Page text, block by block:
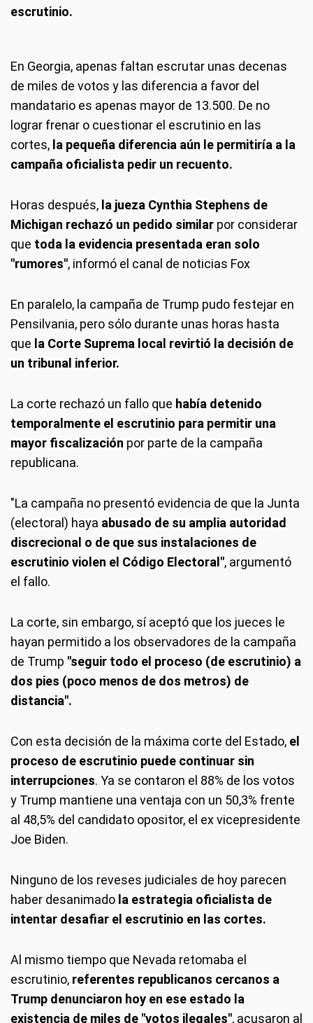
escrutinio.
En Georgia, apenas faltan escrutar unas decenas
de miles de votos y las diferencia a favor del
mandatario es apenas mayor de 13.500. De no
lograr frenar o cuestionar el escrutinio en las
cortes, la pequeña diferencia aún le permitiría a la
campaña oficialista pedir un recuento.
Horas después, la jueza Cynthia Stephens de
Michigan rechazó un pedido similar por considerar
que toda la evidencia presentada eran solo
"rumores", informó el canal de noticias Fox
En paralelo, la campaña de Trump pudo festejar en
Pensilvania, pero sólo durante unas horas hasta
que la Corte Suprema local revirtió la decisión de
un tribunal inferior.
La corte rechazó un fallo que había detenido
temporalmente el escrutinio para permitir una
mayor fiscalización por parte de la campaña
republicana.
"La campaña no presentó evidencia de que la Junta
(electoral) haya abusado de su amplia autoridad
discrecional o de que sus instalaciones de
escrutinio violen el Código Electoral", argumentó
el fallo.
La corte, sin embargo, sí aceptó que los jueces le
hayan permitido a los observadores de la campaña
de Trump "seguir todo el proceso (de escrutinio) a
dos pies (poco menos de dos metros) de
distancia".
Con esta decisión de la máxima corte del Estado, el
proceso de escrutinio puede continuar sin
interrupciones. Ya se contaron el 88% de los votos
y Trump mantiene una ventaja con un 50,3% frente
al 48,5% del candidato opositor, el ex vicepresidente
Joe Biden.
Ninguno de los reveses judiciales de hoy parecen
haber desanimado la estrategia oficialista de
intentar desafiar el escrutinio en las cortes.
Al mismo tiempo que Nevada retomaba el
escrutinio, referentes republicanos cercanos a
Trump denunciaron hoy en ese estado la
existencia de miles de "votos ilegales", acusaron al